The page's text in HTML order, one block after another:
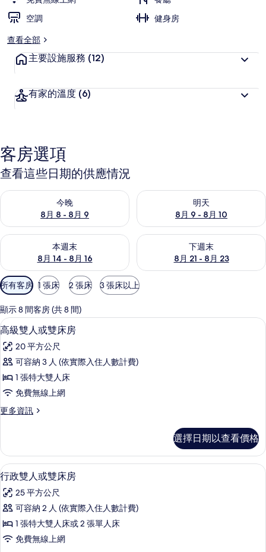
空調
健身房
查看全部
主要設施服務 (12)
有家的溫度 (6)
客房選項
查看這些日期的供應情況
今晚
8月 8 - 8月 9
查看今晚 (8月 8 - 8月 9) 的供應情況
明天
8月 9 - 8月 10
查看明天 (8月 9 - 8月 10) 的供
本週末
8月 14 - 8月 16
查看本週末 (8月 14 - 8月 16) 的供應情況
下週末
8月 21 - 8月 23
查看下週末 (8月 21 - 8月 23)
可
用
的
客
房
篩
選
條
所有客房 1 張床 2 張床 3 張床以上
顯示 8 間客房 (共 8 間)
顯
示
高
級
雙
或
床
房
的
所
有
相
片
高級雙人或雙床房 | 迷你吧、客房內
4
高級雙人或雙床房
20 平方公尺
可容納 3 人 (依實際入住人數計費)
1 張特大雙人床
免費無線上網
更多資訊
更
雙
人
或
雙
床
房
詳
情
選擇日期以查看價格
顯
示
行
政
雙
行政雙人或雙床房 | 迷你吧、客房內
4
行政雙人或雙床房
25 平方公尺
可容納 2 人 (依實際入住人數計費)
1 張特大雙人床或 2 張單人床
免費無線上網